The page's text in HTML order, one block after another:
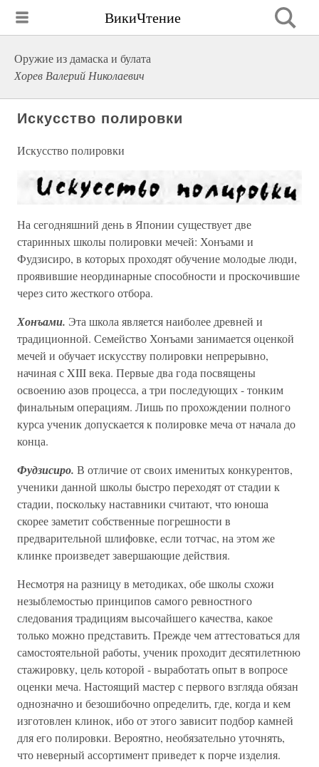
ВикиЧтение
Оружие из дамаска и булата
Хорев Валерий Николаевич
Искусство полировки
Искусство полировки
На сегодняшний день в Японии существует две
старинных школы полировки мечей: Хонъами и
Фудзисиро, в которых проходят обучение молодые люди,
проявившие неординарные способности и проскочившие
через сито жесткого отбора.
Хонъами. Эта школа является наиболее древней и
традиционной. Семейство Хонъами занимается оценкой
мечей и обучает искусству полировки непрерывно,
начиная с XIII века. Первые два года посвящены
освоению азов процесса, а три последующих - тонким
финальным операциям. Лишь по прохождении полного
курса ученик допускается к полировке меча от начала до
конца.
Фудзисиро. В отличие от своих именитых конкурентов,
ученики данной школы быстро переходят от стадии к
стадии, поскольку наставники считают, что юноша
скорее заметит собственные погрешности в
предварительной шлифовке, если тотчас, на этом же
клинке произведет завершающие действия.
Несмотря на разницу в методиках, обе школы схожи
незыблемостью принципов самого ревностного
следования традициям высочайшего качества, какое
только можно представить. Прежде чем аттестоваться для
самостоятельной работы, ученик проходит десятилетнюю
стажировку, цель которой - выработать опыт в вопросе
оценки меча. Настоящий мастер с первого взгляда обязан
однозначно и безошибочно определить, где, когда и кем
изготовлен клинок, ибо от этого зависит подбор камней
для его полировки. Вероятно, необязательно уточнять,
что неверный ассортимент приведет к порче изделия.